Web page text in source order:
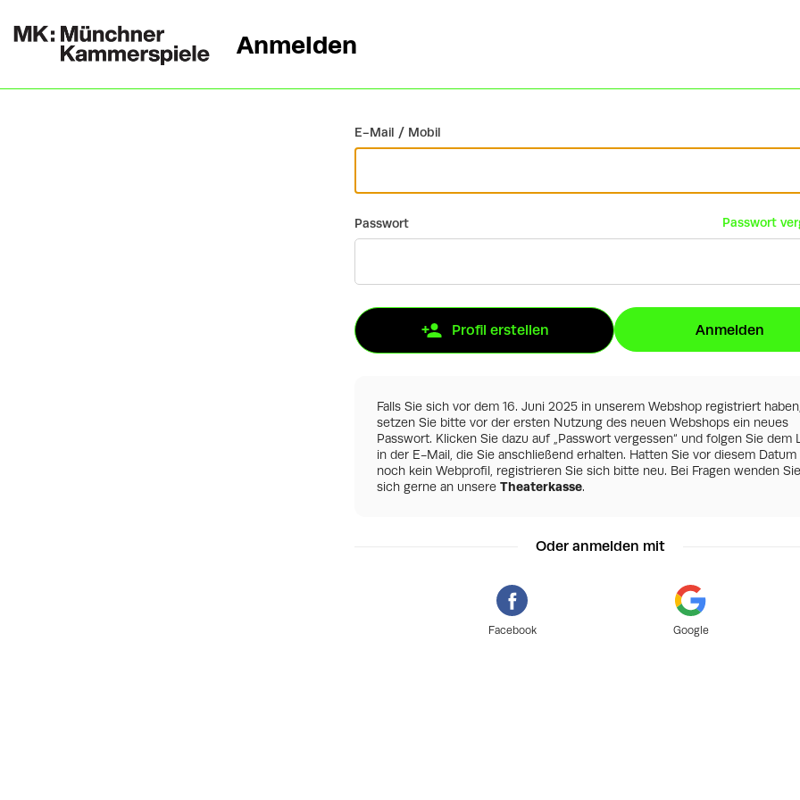
Zurück
Anmelden
E-Mail / Mobil
Passwort Passwort
Profil erstellen Anmelden
Falls Sie sich vor dem 16. Juni 2025 in unserem Webshop registriert haben,
setzen Sie bitte vor der ersten Nutzung des neuen Webshops ein neues
Passwort. Klicken Sie dazu auf „Passwort vergessen“ und folgen Sie dem
in der E-Mail, die Sie anschließend erhalten. Hatten Sie vor diesem Datum
noch kein Webprofil, registrieren Sie sich bitte neu. Bei Fragen wenden Sie
sich gerne an unsere Theaterkasse.
Oder anmelden mit
Facebook Google